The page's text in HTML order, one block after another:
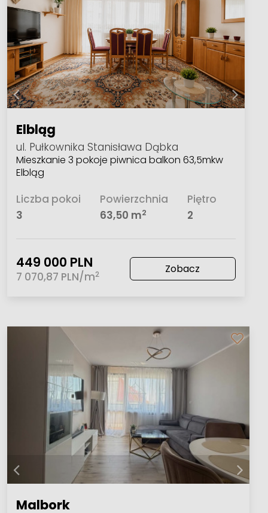
Elbląg
ul. Pułkownika Stanisława Dąbka
Mieszkanie 3 pokoje piwnica balkon 63,5mkw
Elbląg
Liczba pokoi
3
Powierzchnia
63,50 m2
Piętro
2
449 000 PLN
7 070,87 PLN/m2 Zobacz
Malbork